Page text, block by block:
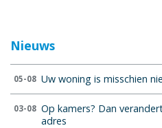
Nieuws
05-08 Uw woning is misschien
03-08 Op kamers? Dan
adres